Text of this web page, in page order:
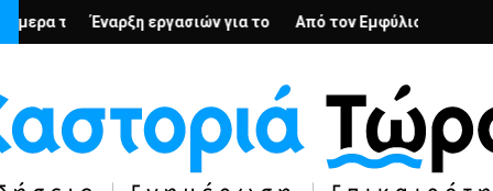
– Ο Άρμιν Βέγκνερ απέναντι στη λήθη
για το Κέντρο Ημέρας Ολικής Φροντίδας στην Καστοριά
Από τον Εμφύλιο στην Πόλωση: το ίδιο έργο,
KIFF 51: Η εικόνα